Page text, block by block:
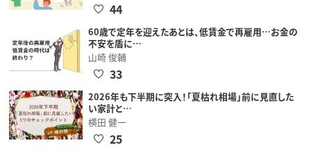
44
60歳で定年を迎えたあとは、低賃金で再雇用…お金の
不安を盾に…
山崎 俊輔
33
2026年も下半期に突入！「夏枯れ相場」前に見直した
い家計と…
横田 健一
25